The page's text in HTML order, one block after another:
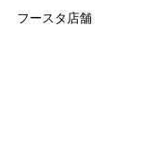
フースタ店舗